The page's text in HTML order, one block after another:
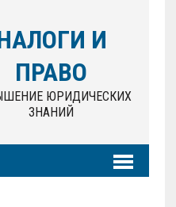
И
ПРАВО
ЮРИДИЧЕСКИХ
ЗНАНИЙ